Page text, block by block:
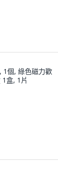
1個, 綠色磁力歡
樂農場 配4個磁性人偶 禮盒 1盒, 1片